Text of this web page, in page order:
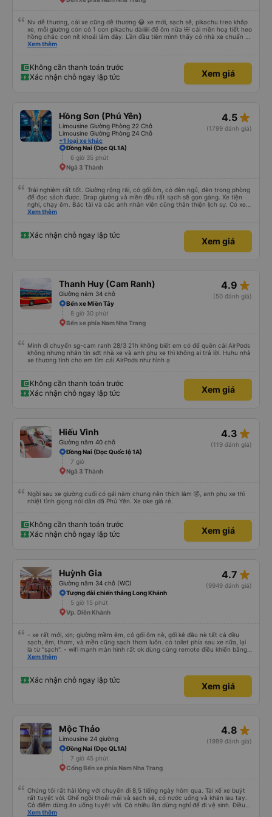
Nv dễ thương, cái xe cũng dễ thương 😂 xe mới, sạch sẽ, pikachu treo khắp
xe, mỗi giường còn có 1 con pikachu dàiiiiii để ôm nữa 🤣 cái mền hoạ tiết heo
hồng chắc con nít khoái lắm đây. Lần đầu tiên mình thấy có nhà xe chuẩn bị
cả bàn chải đánh răng. Có 2 ông bà cụ lên xe còn được nv dẫn tới tận nơi để
Xem thêm
Không cần thanh toán trước
Xác nhận chỗ ngay lập tức
Xem giá
Hồng Sơn (Phú Yên)
Limousine Giường Phòng 22 Chỗ
Limousine Giường Phòng 24 Chỗ
+1 loại xe khác
4.5 star_rate
(1799 đánh giá)
Đồng Nai (Dọc QL1A)
6 giờ 35 phút
Ngã 3 Thành
Trải nghiệm rất tốt. Giường rộng rãi, có gối ôm, có đèn ngủ, đèn trong phòng
để đọc sách được. Drap giường và mền đều rất sạch sẽ gọn gàng. Xe tiện
nghi, chạy êm. Bác tài và các anh nhân viên cũng thân thiện lịch sự. Có xe
trung chuyển về nội thành thành phố tuy hoà rất tiện. Giá vé hợp lý. Nói
Xem thêm
Xác nhận chỗ ngay lập tức
Xem giá
Thanh Huy (Cam Ranh)
Giường nằm 34 chỗ
4.9 star_rate
(50 đánh giá)
Bến xe Miền Tây
8 giờ 30 phút
Bến xe phía Nam Nha Trang
Mình đi chuyến sg-cam ranh 28/3 21h không biết em có để quên cái AirPods
không nhưng nhắn tin sđt nhà xe và anh phụ xe thì không ai trả lời. Huhu nhà
xe thương tình cho em tìm cái AirPods như hình ạ
Không cần thanh toán trước
Xác nhận chỗ ngay lập tức
Xem giá
Hiếu Vinh
Giường nằm 40 chỗ
4.3 star_rate
(119 đánh giá)
Đồng Nai (Dọc Quốc lộ 1A)
7 giờ
Ngã 3 Thành
Ngồi sau xe giường cuối có gái nằm chung nên thích lắm 🤣, anh phụ xe thì
nhiệt tình giọng nói dân dã Phú Yên. Xe oke giá rẻ.
Không cần thanh toán trước
Xác nhận chỗ ngay lập tức
Xem giá
Huỳnh Gia
Giường nằm 34 chỗ (WC)
4.7 star_rate
(9949 đánh giá)
Tượng đài chiến thắng Long Khánh
5 giờ 15 phút
Vp. Diên Khánh
- xe rất mới, xịn; giường mềm êm, có gối ôm nè, gối kê đầu nè tất cả đều
sạch, êm, thơm, và mền cũng sạch thơm luôn. có toilet phía sau xe nữa, lại
là từ "sạch". - wifi mạnh màn hình rất ok dùng cùng remote điều khiển bằng
giọng nói rất mượt khi xem youtube và netflix đc cài sẵn. đáng giá tiền nhen.
đi đều đúng giờ, bên cạnh là nhân viên phát loa thông báo chuyến xe rất là
chi tiết và tận tình, lịch sự chứ ko nạt nộ hay to tiếng khó chịu khi khách hỏi
Xem thêm
Xác nhận chỗ ngay lập tức
Xem giá
Mộc Thảo
Limousine 24 giường
4.8 star_rate
(1999 đánh giá)
Đồng Nai (Dọc QL1A)
7 giờ 45 phút
Cổng Bến xe phía Nam Nha Trang
Chúng tôi rất hài lòng với chuyến đi 8,5 tiếng ngày hôm qua. Tài xế xe buýt
rất tuyệt vời. Ghế ngồi thoải mái và sạch sẽ, có nước uống và khăn lau tay.
Có điểm dừng ăn uống tuyệt vời. Có nhiều lần dừng nghỉ để đi vệ sinh. Điều
duy nhất tôi muốn đề xuất để cải thiện là cho phép thanh toán bằng thẻ
Xem thêm